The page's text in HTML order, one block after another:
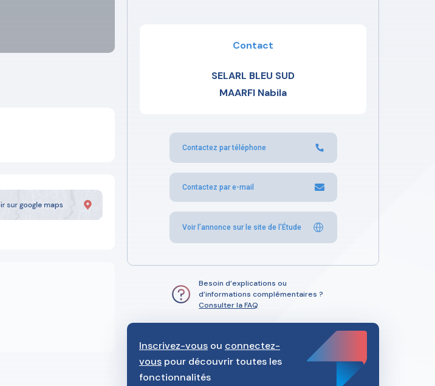
Contact
SELARL BLEU SUD
MAARFI Nabila
Contactez par téléphone
Contactez par e-mail
Voir l’annonce sur le site de l’Étude
Besoin d’explications ou
d’informations complémentaires ?
Consulter la FAQ
Inscrivez-vous ou connectez-
vous pour découvrir toutes les
fonctionnalités